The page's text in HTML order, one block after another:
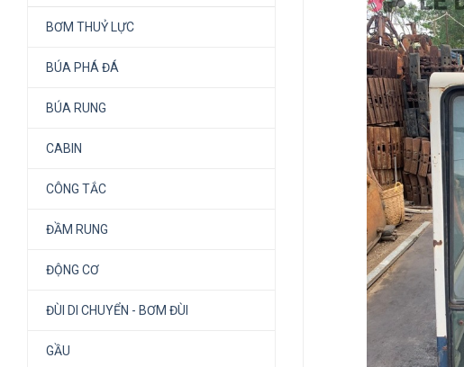
BƠM THUỶ LỰC
BÚA PHÁ ĐÁ
BÚA RUNG
CABIN
CÔNG TẮC
ĐẦM RUNG
ĐỘNG CƠ
ĐÙI DI CHUYỂN - BƠM ĐÙI
GẦU